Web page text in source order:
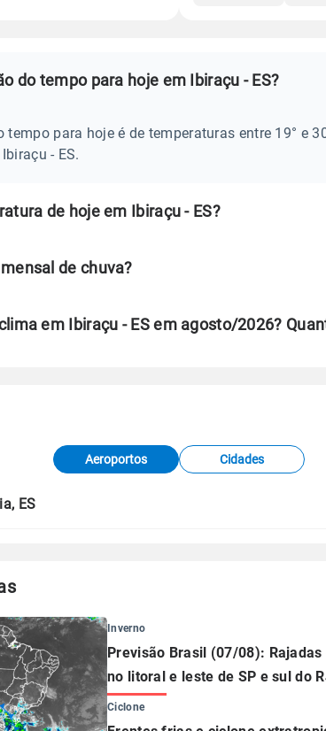
do tempo para hoje em Ibiraçu - ES?
tempo para hoje é de temperaturas entre 19° e
- ES.
de hoje em Ibiraçu - ES?
de chuva?
em Ibiraçu - ES em agosto/2026?
Climáticos (CPTEC).
Aeroportos Cidades
ES
Inverno
Previsão Brasil (07/08):
no litoral e leste de SP e sul do
Ciclone